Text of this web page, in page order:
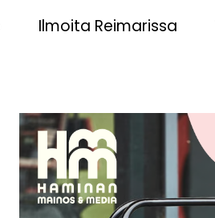
Ilmoita Reimarissa